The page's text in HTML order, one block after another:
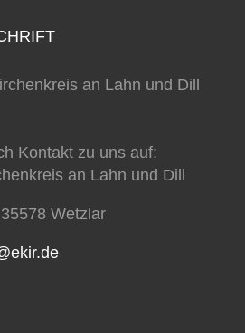
Kontakt zu uns auf:
an Lahn und Dill
Wetzlar